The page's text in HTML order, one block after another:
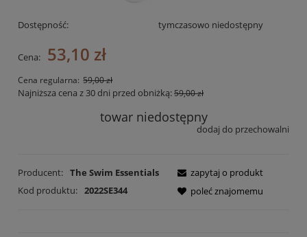
Dostępność: tymczasowo niedostępny
Cena: 53,10 zł
Cena regularna: 59,00 zł
Najniższa cena z 30 dni przed obniżką:59,00 zł
towar niedostępny
dodaj do przechowalni
Producent: The Swim Essentials
Kod produktu: 2022SE344
zapytaj o produkt
poleć znajomemu